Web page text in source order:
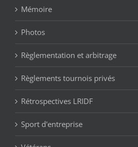
Mémoire
Photos
Règlementation et arbitrage
Règlements tournois privés
Rétrospectives LRIDF
Sport d'entreprise